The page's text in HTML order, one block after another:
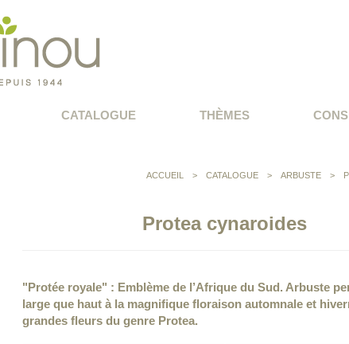
CATALOGUE THÈMES
ACCUEIL > CATALOGUE > ARBUSTE >
Protea cynaroides
"Protée royale" : Emblème de l’Afrique du Sud. Arbuste
large que haut à la magnifique floraison automnale et
grandes fleurs du genre Protea.